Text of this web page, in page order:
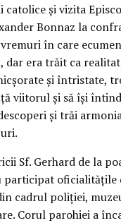
catolice şi vizita
Bonnaz la
în care
dar era trăit ca
şi întristate,
viitorul şi să îşi
şi trăi
Sf. Gerhard de la
participat oficialităţile
cadrul poliţiei,
Corul parohiei a